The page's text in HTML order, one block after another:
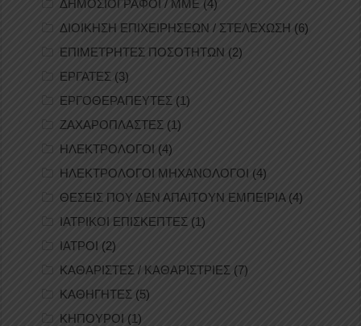
ΔΗΜΟΣΙΟΓΡΑΦΟΙ / ΜΜΕ (4)
ΔΙΟΙΚΗΣΗ ΕΠΙΧΕΙΡΗΣΕΩΝ / ΣΤΕΛΕΧΩΣΗ (6)
ΕΠΙΜΕΤΡΗΤΕΣ ΠΟΣΟΤΗΤΩΝ (2)
ΕΡΓΑΤΕΣ (3)
ΕΡΓΟΘΕΡΑΠΕΥΤΕΣ (1)
ΖΑΧΑΡΟΠΛΑΣΤΕΣ (1)
ΗΛΕΚΤΡΟΛΟΓΟΙ (4)
ΗΛΕΚΤΡΟΛΟΓΟΙ ΜΗΧΑΝΟΛΟΓΟΙ (4)
ΘΕΣΕΙΣ ΠΟΥ ΔΕΝ ΑΠΑΙΤΟΥΝ ΕΜΠΕΙΡΙΑ(4)
ΙΑΤΡΙΚΟΙ ΕΠΙΣΚΕΠΤΕΣ (1)
ΙΑΤΡΟΙ (2)
ΚΑΘΑΡΙΣΤΕΣ / ΚΑΘΑΡΙΣΤΡΙΕΣ (7)
ΚΑΘΗΓΗΤΕΣ (5)
ΚΗΠΟΥΡΟΙ (1)